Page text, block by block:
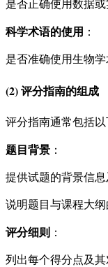
是否正确使用数据或
科学术语的使用 ：
是否准确使用生物
(2) 评分指南的组成
评分指南通常包括以
题目背景 ：
提供试题的背景信息
说明题目与课程大纲
评分细则 ：
列出每个得分点及其